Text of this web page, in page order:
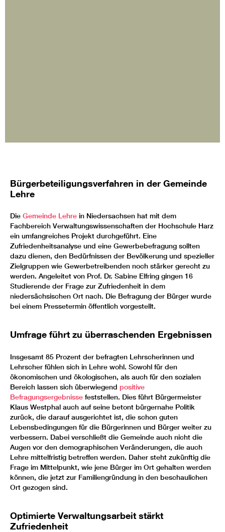
Bürgerbeteiligungsverfahren in der Gemeinde
Lehre
Die Gemeinde Lehre in Niedersachsen hat mit dem
Fachbereich Verwaltungswissenschaften der Hochschule Harz
ein umfangreiches Projekt durchgeführt. Eine
Zufriedenheitsanalyse und eine Gewerbebefragung sollten
dazu dienen, den Bedürfnissen der Bevölkerung und spezieller
Zielgruppen wie Gewerbetreibenden noch stärker gerecht zu
werden. Angeleitet von Prof. Dr. Sabine Elfring gingen 16
Studierende der Frage zur Zufriedenheit in dem
niedersächsischen Ort nach. Die Befragung der Bürger wurde
bei einem Pressetermin öffentlich vorgestellt.
Umfrage führt zu überraschenden Ergebnissen
Insgesamt 85 Prozent der befragten Lehrscherinnen und
Lehrscher fühlen sich in Lehre wohl. Sowohl für den
ökonomischen und ökologischen, als auch für den sozialen
Bereich lassen sich überwiegend positive
Befragungsergebnisse feststellen. Dies führt Bürgermeister
Klaus Westphal auch auf seine betont bürgernahe Politik
zurück, die darauf ausgerichtet ist, die schon guten
Lebensbedingungen für die Bürgerinnen und Bürger weiter zu
verbessern. Dabei verschließt die Gemeinde auch nicht die
Augen vor den demographischen Veränderungen, die auch
Lehre mittelfristig betreffen werden. Daher steht zukünftig die
Frage im Mittelpunkt, wie jene Bürger im Ort gehalten werden
können, die jetzt zur Familiengründung in den beschaulichen
Ort gezogen sind.
Optimierte Verwaltungsarbeit stärkt
Zufriedenheit